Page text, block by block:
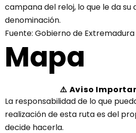
campana del reloj, lo que le da su
denominación.
Fuente: Gobierno de Extremadura
Mapa
⚠️ Aviso
La responsabilidad de lo que
realización de esta ruta es del
decide hacerla.